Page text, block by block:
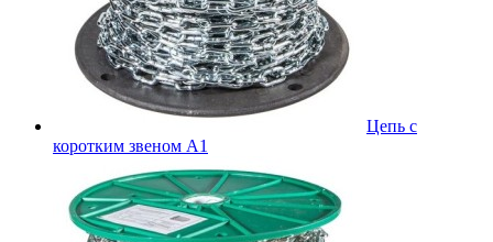
Цепь с
коротким звеном A1